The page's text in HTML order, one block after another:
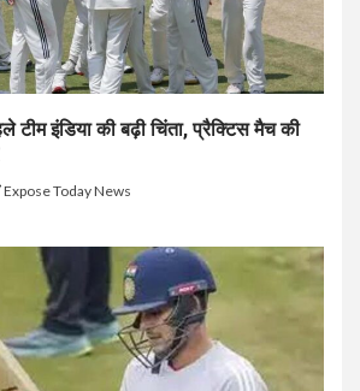
टीम इंडिया की बढ़ी चिंता, प्रैक्टिस मैच की
Expose Today News